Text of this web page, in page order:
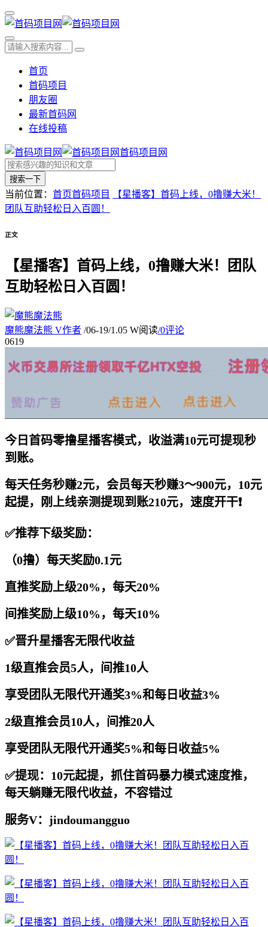
首页
首码项目
朋友圈
最新首码网
在线投稿
首码项目网
搜索一下
当前位置： 首页首码项目
【星播客】首码上线，0撸赚大米！
团队互助轻松日入百圆！
正文
【星播客】首码上线，0撸赚大米！团队
互助轻松日入百圆！
魔熊魔法熊 V作者 /06-19/1.05 W阅读/0评论
0619
今日首码零撸星播客模式，收溢满10元可提现秒
到账。
每天任务秒赚2元，会员每天秒赚3～900元，10元
起提，刚上线亲测提现到账210元，速度开干❗️
✅推荐下级奖励：
（0撸）每天奖励0.1元
直推奖励上级20%，每天20%
间推奖励上级10%，每天10%
✅晋升星播客无限代收益
1级直推会员5人，间推10人
享受团队无限代开通奖3%和每日收益3%
2级直推会员10人，间推20人
享受团队无限代开通奖5%和每日收益5%
✅提现：10元起提，抓住首码暴力模式速度推，
每天躺赚无限代收益，不容错过
服务V：jindoumangguo